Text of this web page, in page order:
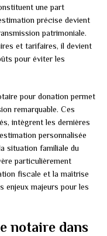
une part
précise devient
patrimoniale.
et tarifaires, il devient
pour éviter les
pour donation permet
remarquable. Ces
intègrent les dernières
personnalisée
situation familiale du
particulièrement
fiscale et la maîtrise
enjeux majeurs pour les
notaire dans